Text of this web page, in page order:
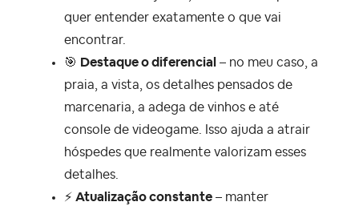
quer entender exatamente o que vai
encontrar.
🎯 Destaque o diferencial – no meu caso, a
praia, a vista, os detalhes pensados de
marcenaria, a adega de vinhos e até
console de videogame. Isso ajuda a atrair
hóspedes que realmente valorizam esses
detalhes.
⚡ Atualização constante – manter